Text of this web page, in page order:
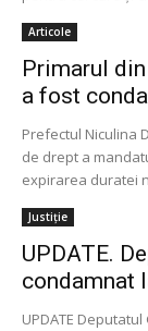
Articole
Primarul
a fost
Prefectul Niculina
de drept a
expirarea duratei
Justiție
UPDATE.
condamnat
UPDATE